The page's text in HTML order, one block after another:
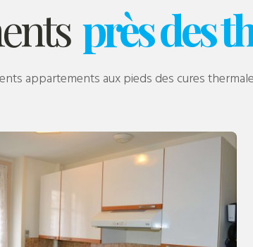
près des
appartements aux pieds des cures